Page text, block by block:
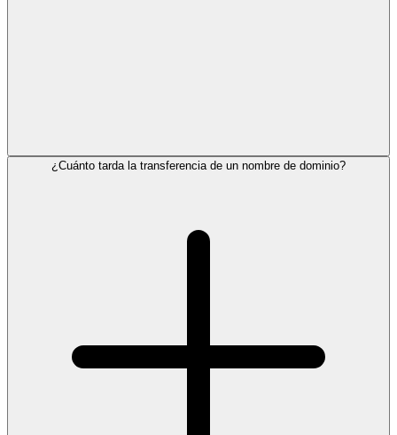
¿Cuánto tarda la transferencia de un nombre de dominio?